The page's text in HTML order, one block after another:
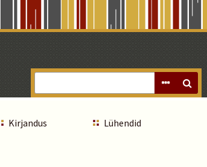
Kirjandus Lühendid